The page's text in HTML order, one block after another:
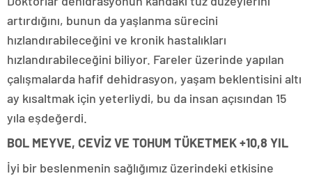
artırdığını, bunun da yaşlanma sürecini
hızlandırabileceğini ve kronik hastalıkları
hızlandırabileceğini biliyor. Fareler üzerinde yapılan
çalışmalarda hafif dehidrasyon, yaşam beklentisini altı
ay kısaltmak için yeterliydi, bu da insan açısından 15
yıla eşdeğerdi.
BOL MEYVE, CEVİZ VE TOHUM TÜKETMEK +10,8 YIL
İyi bir beslenmenin sağlığımız üzerindeki etkisine